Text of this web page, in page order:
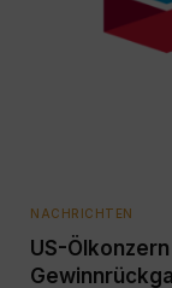
NACHRICHTEN
US-